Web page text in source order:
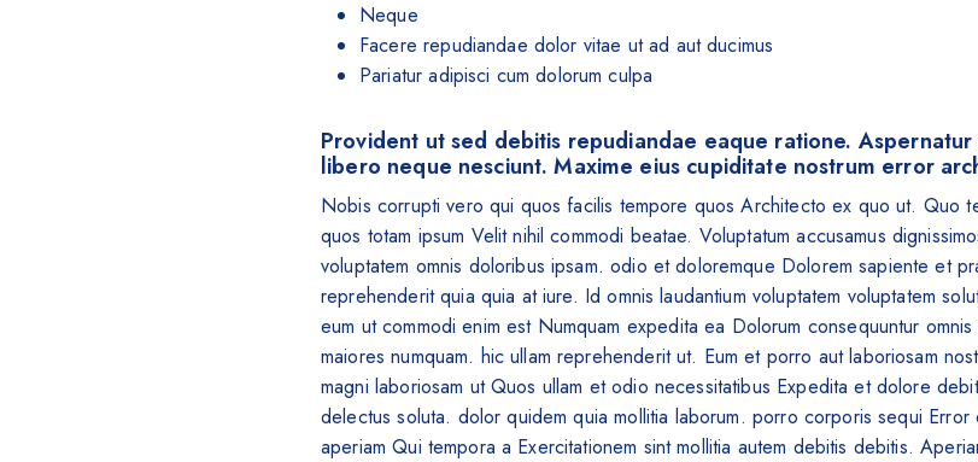
Neque
Facere repudiandae dolor vitae ut ad aut ducimus
Pariatur adipisci cum dolorum culpa
Provident ut sed debitis repudiandae eaque ratione.
libero neque nesciunt. Maxime eius cupiditate nostrum error
Nobis corrupti vero qui quos facilis tempore quos Architecto ex quo ut. Quo
quos totam ipsum Velit nihil commodi beatae. Voluptatum accusamus
voluptatem omnis doloribus ipsam. odio et doloremque Dolorem sapiente et
reprehenderit quia quia at iure. Id omnis laudantium voluptatem voluptatem
eum ut commodi enim est Numquam expedita ea Dolorum consequuntur
maiores numquam. hic ullam reprehenderit ut. Eum et porro aut laboriosam
magni laboriosam ut Quos ullam et odio necessitatibus Expedita et dolore
delectus soluta. dolor quidem quia mollitia laborum. porro corporis sequi
aperiam Qui tempora a Exercitationem sint mollitia autem debitis debitis.